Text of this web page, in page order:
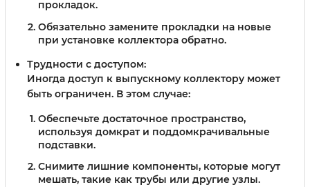
прокладок.
Обязательно замените прокладки на новые
при установке коллектора обратно.
Трудности с доступом:
Иногда доступ к выпускному коллектору может
быть ограничен. В этом случае:
Обеспечьте достаточное пространство,
используя домкрат и поддомкрачивальные
подставки.
Снимите лишние компоненты, которые могут
мешать, такие как трубы или другие узлы.